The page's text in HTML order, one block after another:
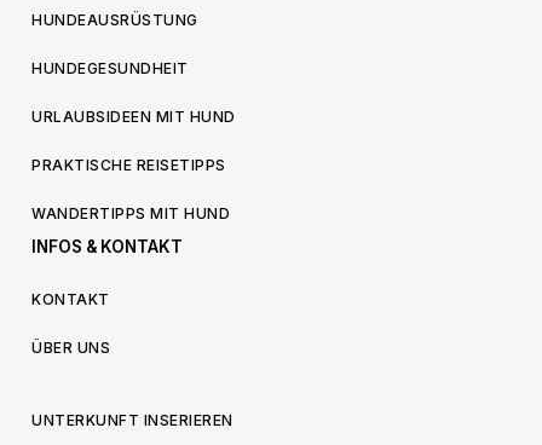
HUNDEAUSRÜSTUNG
HUNDEGESUNDHEIT
URLAUBSIDEEN MIT HUND
PRAKTISCHE REISETIPPS
WANDERTIPPS MIT HUND
INFOS & KONTAKT
KONTAKT
ÜBER UNS
UNTERKUNFT INSERIEREN